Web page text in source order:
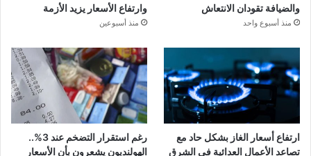
والضيافة تقودان الانتعاش
منذ أسبوع واحد
وارتفاع الأسعار يزيد الأزمة
منذ أسبوعين
ارتفاع أسعار الغاز بشكل حاد مع
تصاعد الأعمال العدائية في الشرق
رغم استقرار التضخم عند 3%..
الهولنديون يشعرون بأن الأسعار